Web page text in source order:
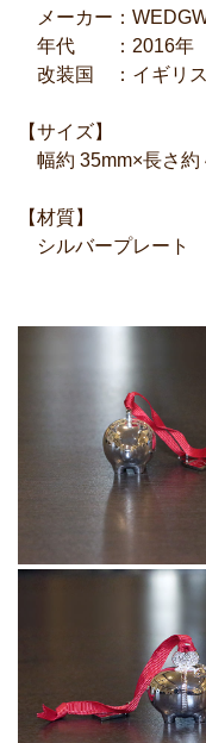
メーカー：
年代 ：2016年
改装国 ：イギリス
【サイズ】
幅約 35mm×長さ約
【材質】
シルバープレート